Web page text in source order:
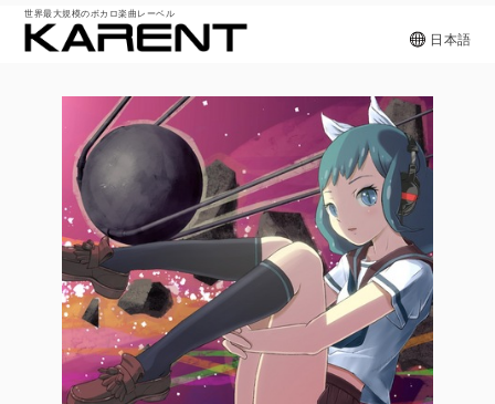
世界最大規模のボカロ楽曲レーベル
日本語